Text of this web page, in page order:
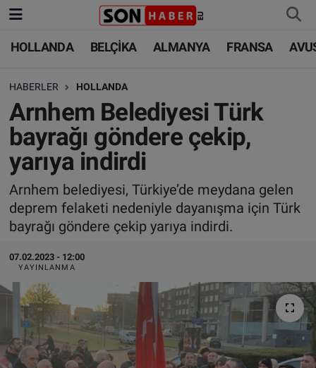
HOLLANDA BELÇİKA ALMANYA FRANSA
HABERLER HOLLANDA
Arnhem Belediyesi Türk
bayrağı göndere çekip,
yarıya indirdi
Arnhem belediyesi, Türkiye’de meydana gelen
deprem felaketi nedeniyle dayanışma için Türk
bayrağı göndere çekip yarıya indirdi.
07.02.2023 - 12:00
YAYINLANMA
HOLLANDA
BELÇİKA
ALMANYA
FRANSA
AVUSTURYA
SAĞLIK - YAŞAM
BİLİM-TEKNOLOJİ
HOLLANDA
BELÇİKA
ALMANYA
TÜRKİYE
DÜNYA
BİLİM-TEKNOLOJİ
SAĞLIK
FOTO GALERİ
VIDEO GALERİ
Nöbetçi Eczaneler
Hava Durumu
Trafik Durumu
Süper Lig Puan Durumu ve Fikstür
Tüm Manşetler
Son Dakika Haberleri
Haber Arşivi